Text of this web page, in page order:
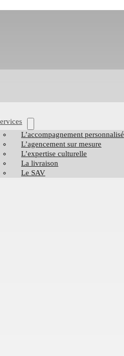
L’accompagnement personnalisé
L’agencement sur mesure
L’expertise culturelle
La livraison
Le SAV